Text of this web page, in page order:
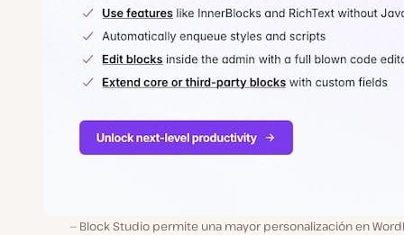
Block Studio permite una mayor personalización en